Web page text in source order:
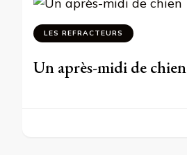
LES REFRACTEURS
Un après-midi de chien